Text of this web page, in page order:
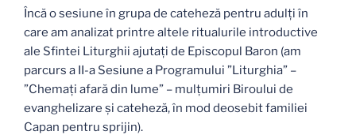
Încă o sesiune în grupa de cateheză pentru adulți în
care am analizat printre altele ritualurile introductive
ale Sfintei Liturghii ajutați de Episcopul Baron (am
parcurs a II-a Sesiune a Programului ”Liturghia” –
”Chemați afară din lume” – mulțumiri Biroului de
evanghelizare și cateheză, în mod deosebit familiei
Capan pentru sprijin).